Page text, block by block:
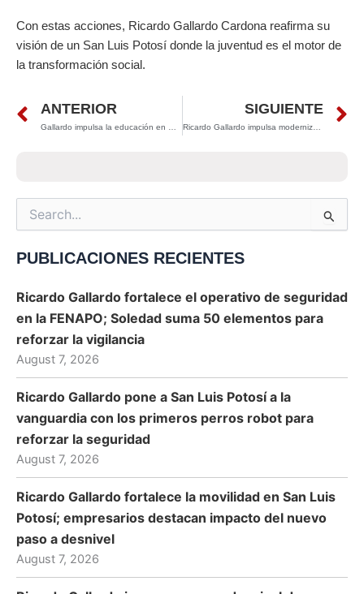
Con estas acciones, Ricardo Gallardo Cardona reafirma su
visión de un San Luis Potosí donde la juventud es el motor de
la transformación social.
Prev
ANTERIOR SIGUIENTE
Ricardo Gallardo impulsa modernización de la avenida Reforma Agraria en Soledad
Search
for:
PUBLICACIONES RECIENTES
Ricardo Gallardo fortalece el operativo de seguridad
en la FENAPO; Soledad suma 50 elementos para
reforzar la vigilancia
August 7, 2026
Ricardo Gallardo pone a San Luis Potosí a la
vanguardia con los primeros perros robot para
reforzar la seguridad
August 7, 2026
Ricardo Gallardo fortalece la movilidad en San Luis
Potosí; empresarios destacan impacto del nuevo
paso a desnivel
August 7, 2026